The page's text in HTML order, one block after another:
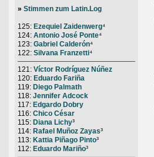
» Stimmen zum Latin.Log
125: Ezequiel Zaidenwerg⁴
124: Antonio José Ponte⁴
123: Gabriel Calderón⁴
122: Silvana Franzetti⁴
121: Víctor Rodríguez Núñez
120: Eduardo Fariña
119: Diego Palmath
118: Jennifer Adcock
117: Edgardo Dobry
116: Chico César
115: Diana Lichy³
114: Rafael Muñoz Zayas³
113: Kattia Piñago Pinto³
112: Eduardo Mariño³